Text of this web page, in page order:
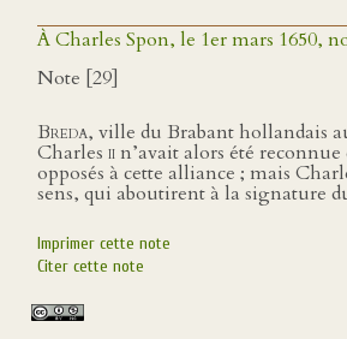
À Charles Spon, le 1er mars 1650,
Note [29]
Breda, ville du Brabant hollandais
Charles ii n’avait alors été
opposés à cette alliance ; mais
sens, qui aboutirent à la signature
Imprimer cette note
Citer cette note